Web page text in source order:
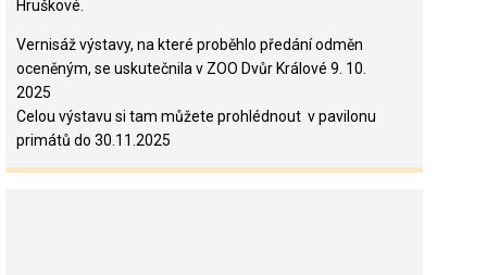
Hruškové.
Vernisáž výstavy, na které proběhlo předání odměn
oceněným, se uskutečnila v ZOO Dvůr Králové 9. 10.
2025
Celou výstavu si tam můžete prohlédnout v pavilonu
primátů do 30.11.2025